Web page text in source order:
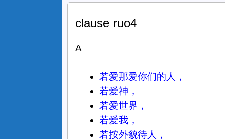
clause ruo4
A
若爱那爱你们的人，
若爱神，
若爱世界，
若爱我，
若按外貌待人，